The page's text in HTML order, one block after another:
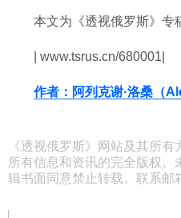
本文为《透视俄罗斯》专
| www.tsrus.cn/680001|
作者：阿列克谢·洛桑（
《透视俄罗斯》网站及其所
所有信息和资讯的完全版权
辑书面同意禁止转载。联系邮